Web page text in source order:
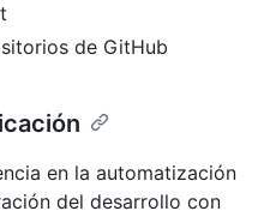
de GitHub
en la automatización
del desarrollo con